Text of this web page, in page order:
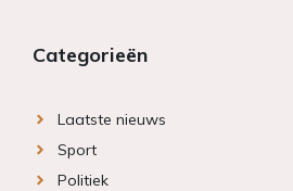
Categorieën
Laatste nieuws
Sport
Politiek